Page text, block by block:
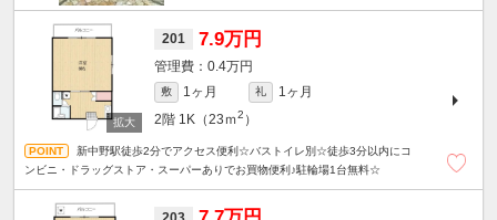
201 7.9万円
0.4万円
敷 1ヶ月 礼
1ヶ月
2階 1K（23ｍ2 ）
新中野駅徒歩2分でアクセス便利☆バストイレ別☆徒歩3分以内にコ
ンビニ・ドラッグストア・スーパーありでお買物便利♪駐輪場1台無料☆